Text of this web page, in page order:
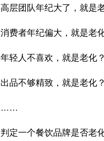
高层团队年纪大了，就是
消费者年纪偏大，就是老
年轻人不喜欢，就是老化？
出品不够精致，就是老化？
……
判定一个餐饮品牌是否老